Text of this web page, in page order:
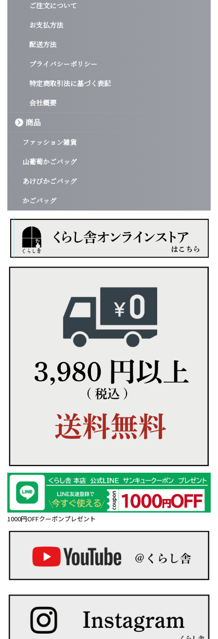
ご注文について
お支払方法
配送方法
プライバシーポリシー
特定商取引法に基づく表記
会社概要
商品
ファッション雑貨
山葡萄かごバッグ
あけびかごバッグ
かごバッグ
1000円OFFクーポンプレゼント